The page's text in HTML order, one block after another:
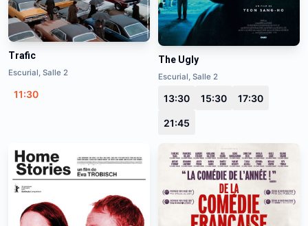
Trafic
Escurial, Salle 2
11:30
The Ugly
Escurial, Salle 2
13:30 15:30 17:30
21:45